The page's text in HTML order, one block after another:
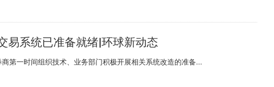
易系统已准备就绪|环球新动态
第一时间组织技术、业务部门积极开展相关系统改造的准备...